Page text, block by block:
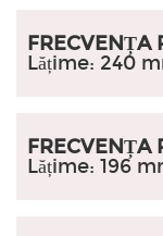
FRECVENȚA
Lățime: 240
FRECVENȚA
Lățime: 196